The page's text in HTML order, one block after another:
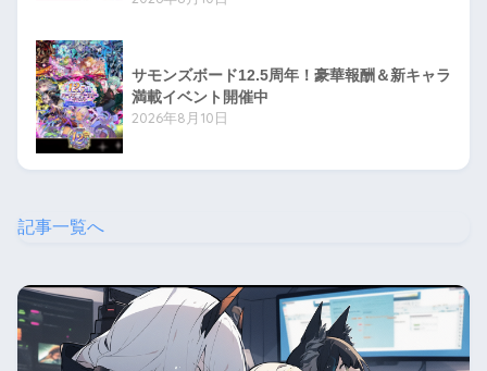
サモンズボード12.5周年！豪華報酬＆新キャラ
満載イベント開催中
2026年8月10日
記事一覧へ